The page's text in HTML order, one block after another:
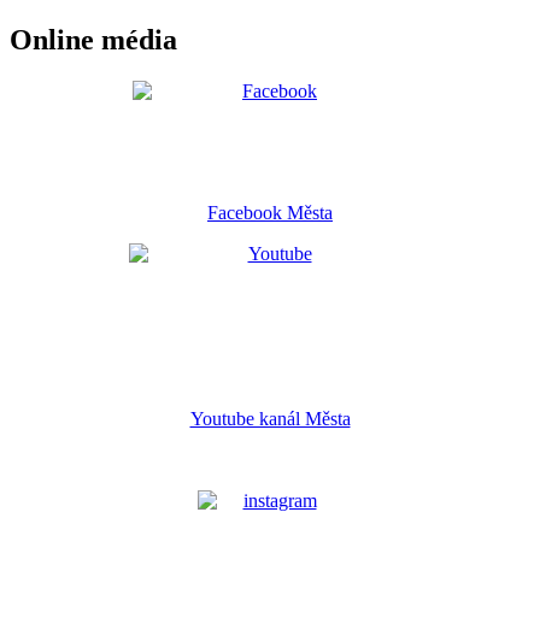
Online média
Facebook Města
Youtube kanál Města